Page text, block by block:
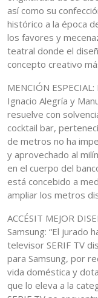
así como su
histórico a la época
los favores y
teatral donde el
concepto creativo
MENCIÓN
Ignacio Alegría y
resuelve con
cocktail bar,
de metros no ha
y aprovechado al
en el cuerpo del
está concebido a
ampliar los metros
ACCÉSIT MEJOR
Samsung: “El jurado
televisor SERIF TV
para Samsung, por
vida doméstica y
que lo eleva a la